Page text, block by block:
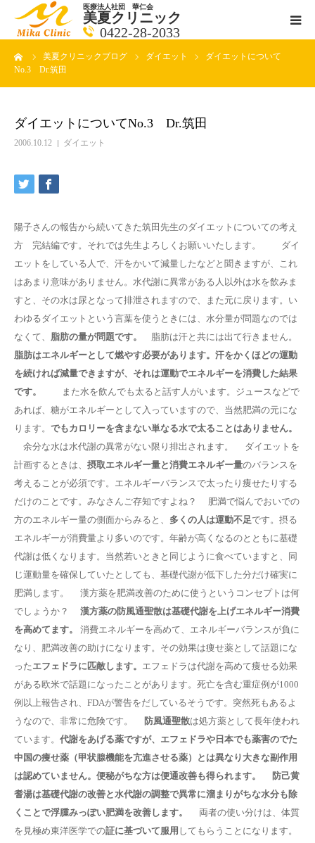
医療法人社団 華仁会
美夏クリニック
0422-28-2033
美夏クリニックブログ ダイエット
ダイエットについて
No.3 Dr.筑田
ダイエットについてNo.3 Dr.筑田
2006.10.12 ダイエット
陽子さんの報告から続いてきた筑田先生のダイエットについての考え
方 完結編です。それでは先生よろしくお願いいたします。 ダイ
エットをしている人で、汗をかいて減量したなどと聞きますが、これ
はあまり意味がありません。水代謝に異常がある人以外は水を飲みま
すと、その水は尿となって排泄されますので、また元に戻ります。い
わゆるダイエットという言葉を使うときには、水分量が問題なのでは
なくて、 脂肪の量が問題です。
脂肪は汗と共には出て行きません。
脂肪はエネルギーとして燃やす必要があります。汗をかくほどの運動
を続ければ減量できますが、それは運動でエネルギーを消費した結果
です。
また水を飲んでも太ると話す人がいます。ジュースなどで
あれば、糖がエネルギーとして入っていますので、当然肥満の元にな
ります。 でもカロリーを含まない単なる水で太ることはありません。
余分な水は水代謝の異常がない限り排出されます。 ダイエットを
計画するときは、 摂取エネルギー量と消費エネルギー量のバランスを
考えることが必須です。エネルギーバランスで太ったり痩せたりする
だけのことです。みなさんご存知ですよね？ 肥満で悩んでおいでの
方のエネルギー量の側面からみると、 多くの人は運動不足です。摂る
エネルギーが消費量より多いのです。年齢が高くなるのとともに基礎
代謝は低くなります。当然若いときと同じように食べていますと、同
じ運動量を確保していたとしても、基礎代謝が低下した分だけ確実に
肥満します。 漢方薬を肥満改善のために使うというコンセプトは何
でしょうか？ 漢方薬の防風通聖散は基礎代謝を上げエネルギー消費
を高めてます。
消費エネルギーを高めて、エネルギーバランスが負に
なり、肥満改善の助けになります。その効果は痩せ薬として話題にな
ったエフェドラに匹敵します。 エフェドラは代謝を高めて痩せる効果
がある欧米で話題になったことがあります。死亡を含む重症例が1000
例以上報告され、FDAが警告をだしているそうです。突然死もあるよ
うなので、非常に危険です。
防風通聖散は処方薬として長年使われ
ています。 代謝をあげる薬ですが、エフェドラや日本でも薬害のでた
中国の痩せ薬（甲状腺機能を亢進させる薬）とは異なり大きな副作用
は認めていません。便秘がちな方は便通改善も得られます。
防己黄
耆湯は基礎代謝の改善と水代謝の調整で異常に溜まりがちな水分も除
くことで浮腫みっぽい肥満を改善します。
両者の使い分けは、体質
を見極め東洋医学での証に基づいて服用 してもらうことになります。
医師紹介
クリニックの紹介
アクセス
メールで相談
ブログ一覧ページ
料金一覧 new